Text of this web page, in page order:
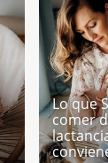
Lo que
comer